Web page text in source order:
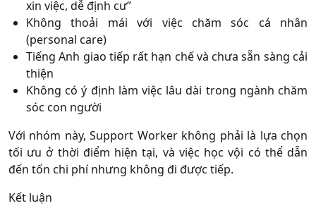
xin việc, dễ định cư”
Không thoải mái với việc chăm sóc cá nhân
(personal care)
Tiếng Anh giao tiếp rất hạn chế và chưa sẵn sàng cải
thiện
Không có ý định làm việc lâu dài trong ngành chăm
sóc con người
Với nhóm này, Support Worker không phải là lựa chọn
tối ưu ở thời điểm hiện tại, và việc học vội có thể dẫn
đến tốn chi phí nhưng không đi được tiếp.
Kết luận